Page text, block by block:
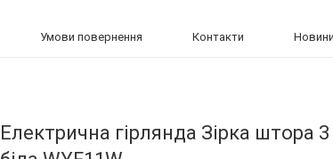
Умови повернення Контакти Новини
Електрична гірлянда Зірка штора